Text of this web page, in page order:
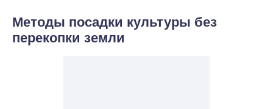
Методы посадки культуры без
перекопки земли